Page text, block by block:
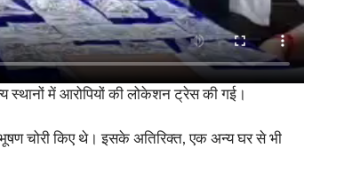
स्थानों में आरोपियों की लोकेशन ट्रेस की गई।
चोरी किए थे। इसके अतिरिक्त, एक अन्य घर से भी